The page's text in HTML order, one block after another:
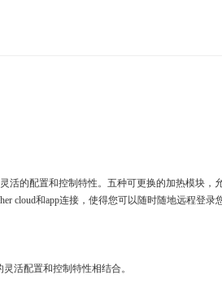
活的配置和控制特性。五种可更换的加热模块，
cloud和app连接，使得您可以随时随地远程登录
活配置和控制特性相结合。